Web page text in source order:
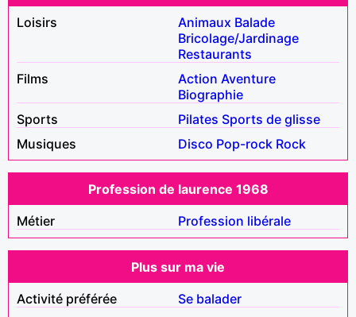
Loisirs
Animaux Balade
Bricolage/Jardinage
Restaurants
Films
Action Aventure
Biographie
Sports
Pilates Sports de glisse
Musiques
Disco Pop-rock Rock
Profession de laurence 1968
Métier
Profession libérale
Plus sur ma vie
Activité préférée
Se balader